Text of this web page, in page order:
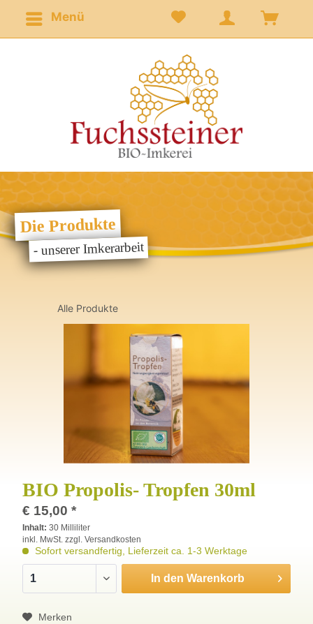
Die Produkte
- unserer Imkerarbeit
Menü
Alle Produkte
BIO Propolis- Tropfen 30ml
€ 15,00 *
Inhalt:30 Milliliter
inkl. MwSt. zzgl. Versandkosten
Sofort versandfertig, Lieferzeit ca. 1-3 Werktage
In den Warenkorb
Merken